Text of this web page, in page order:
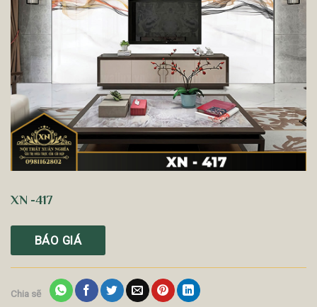
XN -417
BÁO GIÁ
Chia sẽ